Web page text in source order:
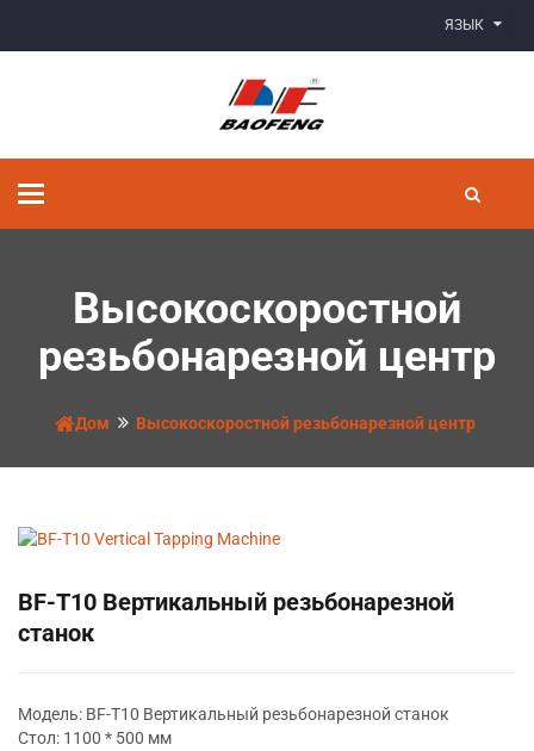
ЯЗЫК
Переключить
Высокоскоростной
резьбонарезной центр
Дом Высокоскоростной резьбонарезной центр
BF-T10 Вертикальный резьбонарезной
станок
Модель: BF-T10 Вертикальный резьбонарезной станок
Стол: 1100 * 500 мм